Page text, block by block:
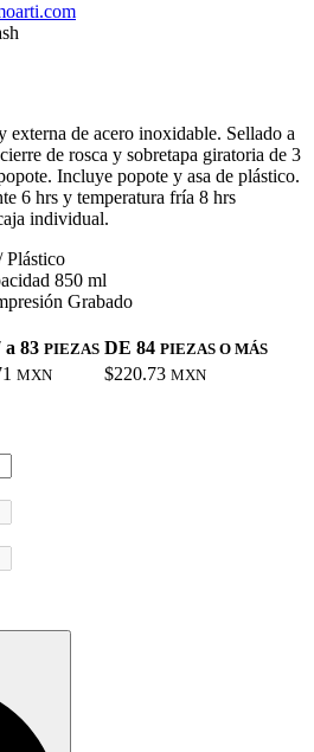
externa de acero inoxidable. Sellado a
de rosca y sobretapa giratoria de 3
Incluye popote y asa de plástico.
6 hrs y temperatura fría 8 hrs
individual.
Plástico
850 ml
Grabado
a 83 PIEZAS DE 84 PIEZAS O MÁS
MXN $220.73 MXN